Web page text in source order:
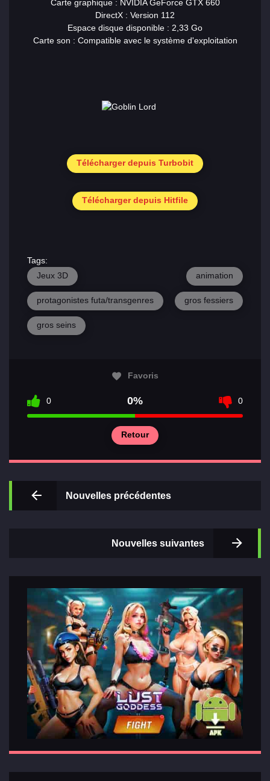
Sections
de jeux
Relations
Carte graphique : NVIDIA GeForce GTX 660
DirectX : Version 112
Espace disque disponible : 2,33 Go
Carte son : Compatible avec le système d'exploitation
Télécharger depuis Turbobit
Télécharger depuis Hitfile
Tags:
Jeux 3D
animation
protagonistes futa/transgenres gros fessiers
gros seins
Favoris
0 0% 0
Retour
Nouvelles précédentes
Nouvelles suivantes